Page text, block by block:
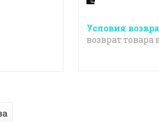
возврат товара